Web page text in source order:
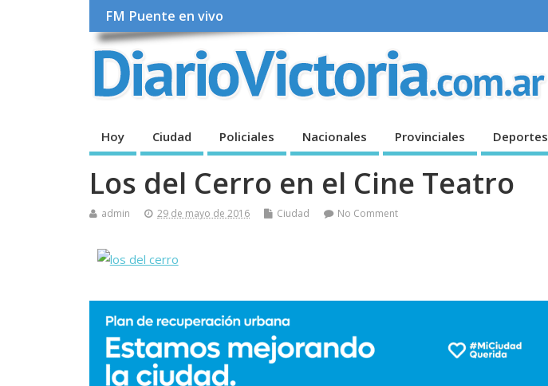
FM Puente en vivo
Hoy Ciudad Policiales Nacionales Provinciales Deportes
Los del Cerro en el Cine Teatro
admin 29 de mayo de 2016 Ciudad No Comment